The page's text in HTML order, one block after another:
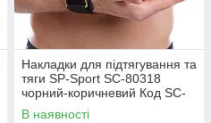
Накладки для підтягування та
тяги SP-Sport SC-80318
чорний-коричневий Код SC-
80318
В наявності